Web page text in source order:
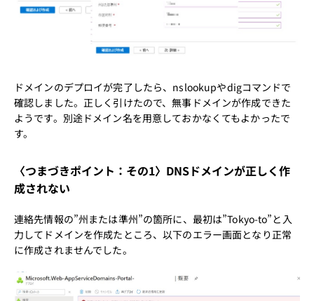
ドメインのデプロイが完了したら、nslookupやdigコマンドで
確認しました。正しく引けたので、無事ドメインが作成できた
ようです。別途ドメイン名を用意しておかなくてもよかったで
す。
〈つまづきポイント：その1〉DNSドメインが正しく作
成されない
連絡先情報の”州または準州”の箇所に、最初は”Tokyo-to”と入
力してドメインを作成たところ、以下のエラー画面となり正常
に作成されませんでした。